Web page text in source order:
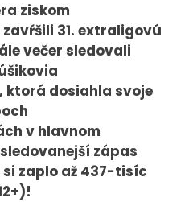
MS 2026
ziskom
31. extraligovú
večer sledovali
ktorá dosiahla svoje
v hlavnom
zápas
zaplo až 437-tisíc